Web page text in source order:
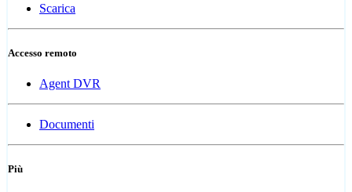
Scarica
Accesso remoto
Agent DVR
Documenti
Più